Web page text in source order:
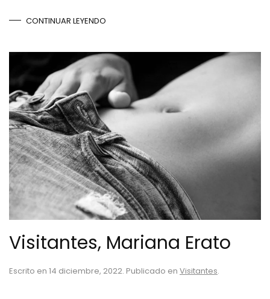
CONTINUAR LEYENDO
Visitantes, Mariana Erato
Escrito en 14 diciembre, 2022. Publicado en Visitantes.